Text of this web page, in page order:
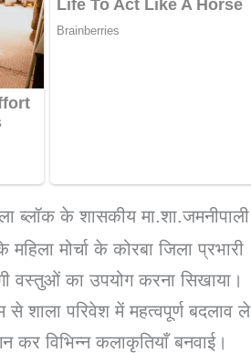
ब्लॉक के शासकीय मा.शा.जमनीपाली
मोर्चा के कोरबा जिला प्रभारी
वस्तुओं का उपयोग करना सिखाया।
से शाला परिवेश में महत्वपूर्ण बदलाव ले
कर विभिन्न कलाकृतियाँ बनवाई।